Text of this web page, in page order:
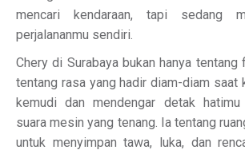
mencari kendaraan, tapi sedang
perjalananmu sendiri.
Chery di Surabaya bukan hanya tentang
tentang rasa yang hadir diam-diam saat
kemudi dan mendengar detak hatimu
suara mesin yang tenang. Ia tentang
untuk menyimpan tawa, luka, dan